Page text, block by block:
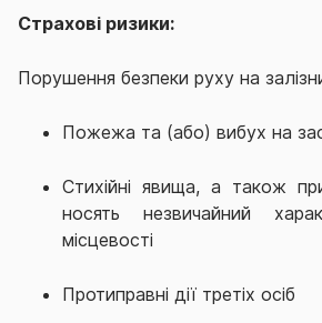
Страхові ризики:
Порушення безпеки руху на
Пожежа та (або) вибух на
Стихійні явища, а також
носять незвичайний
місцевості
Протиправні дії третіх осіб